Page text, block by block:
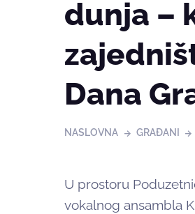
dunja –
Dana
NASLOVNA GRAĐANI
U prostoru
vokalnog ansambla